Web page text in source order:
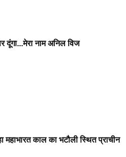
नाम अनिल विज
काल का भटौली स्थित प्राचीन